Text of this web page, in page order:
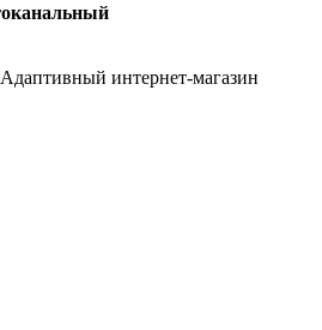
интернет-магазин